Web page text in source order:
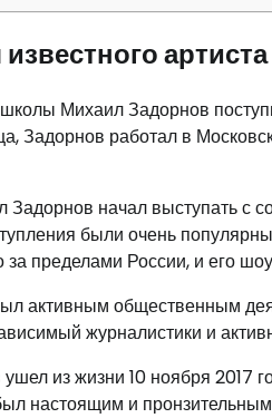
артиста
Михаил Задорнов
Задорнов работал в
Задорнов начал выступать с
были очень
за пределами России, и его
активным общественным
журналистики и
из жизни 10 ноября 2017
настоящим и